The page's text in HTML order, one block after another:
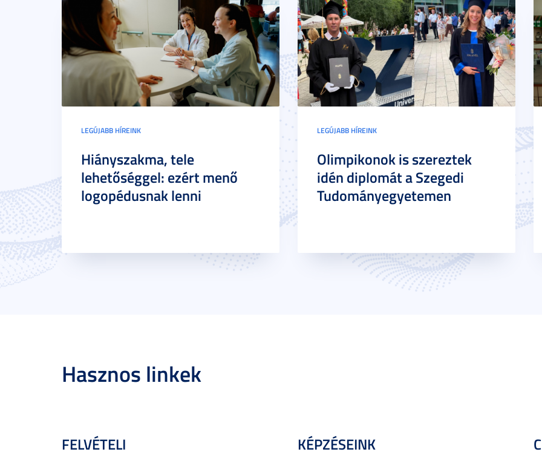
LEGÚJABB HÍREINK
Hiányszakma, tele
lehetőséggel: ezért menő
logopédusnak lenni
LEGÚJABB HÍREINK
Olimpikonok is szereztek
idén diplomát a Szegedi
Tudományegyetemen
Hasznos linkek
FELVÉTELI KÉPZÉSEINK